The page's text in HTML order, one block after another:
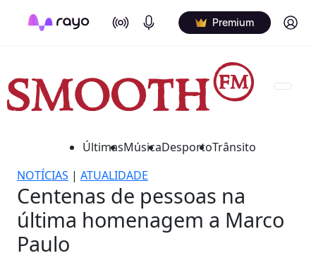
On Air Podcasts Premium Log in
ÚltimasMúsicaDesportoTrânsito
NOTÍCIAS | ATUALIDADE
Centenas de pessoas na
última homenagem a Marco
Paulo